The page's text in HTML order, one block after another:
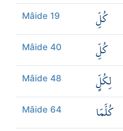
Mâide 19 كُلِّ
Mâide 40 كُلِّ
Mâide 48 لِكُلٍّ
Mâide 64 كُلَّمَا